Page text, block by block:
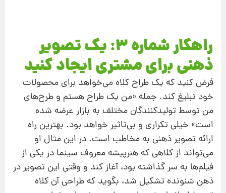
راهکار شماره 3: یک تصویر
ذهنی برای مشتری ایجاد کنید
فرض کنید که یک طراح کلاه می‌خواهد برای محصولات
خود تبلیغ کند. جمله «من یک طراح هستم و طرح‌های
من توسط تولیدکنندگان مختلف به بازار عرضه شده
است» خیلی تکراری و بی‌تاثیر خواهد بود. بهترین راه
ارائه تصویر ذهنی به مخاطب است. در این مثال او
می‌تواند از کلاهی که هنرپیشه معروف سینما در یکی از
فیلم‌ها به سر گذاشته بود، آغاز کند و وقتی این تصویر در
ذهن شنونده تشکیل شد، بگوید که طراحی آن کلاه